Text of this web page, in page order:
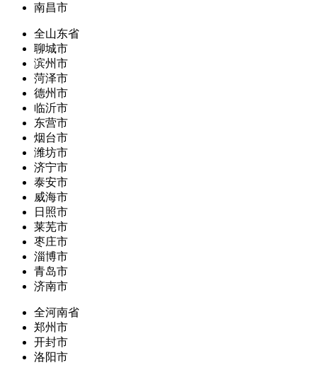
南昌市
全山东省
聊城市
滨州市
菏泽市
德州市
临沂市
东营市
烟台市
潍坊市
济宁市
泰安市
威海市
日照市
莱芜市
枣庄市
淄博市
青岛市
济南市
全河南省
郑州市
开封市
洛阳市